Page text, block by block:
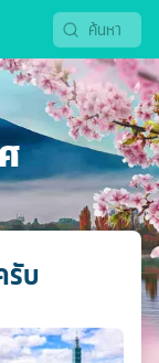
รับ